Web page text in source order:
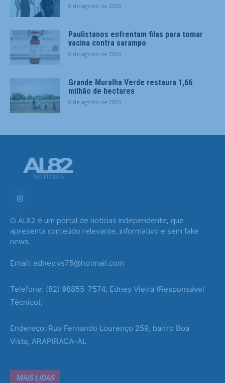
8 de agosto de 2026
Paulistanos enfrentam filas para tomar
vacina contra sarampo
8 de agosto de 2026
Grande Muralha Verde restaura 1,66
milhão de hectares
8 de agosto de 2026
O AL82 é um portal de notícias independente, que
apresenta conteúdo relevante, informativo e sem fake
news.
Email: edney.vs75@hotmail.com
Telefone: (82) 98855-7574, Edney Vieira (Responsável
Técnico);
Endereço: Rua Fernando Lourenço 259, bairro Boa
Vista, ARAPIRACA-AL
MAIS LIDAS